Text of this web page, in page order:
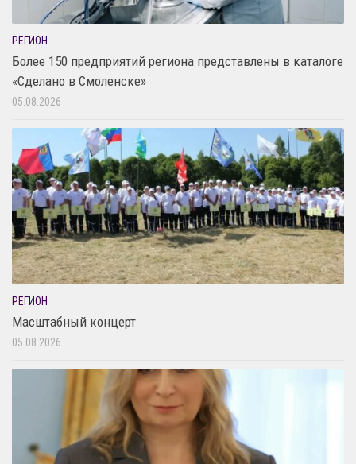
РЕГИОН
Более 150 предприятий региона представлены в каталоге
«Сделано в Смоленске»
05.08.2026
РЕГИОН
Масштабный концерт
05.08.2026